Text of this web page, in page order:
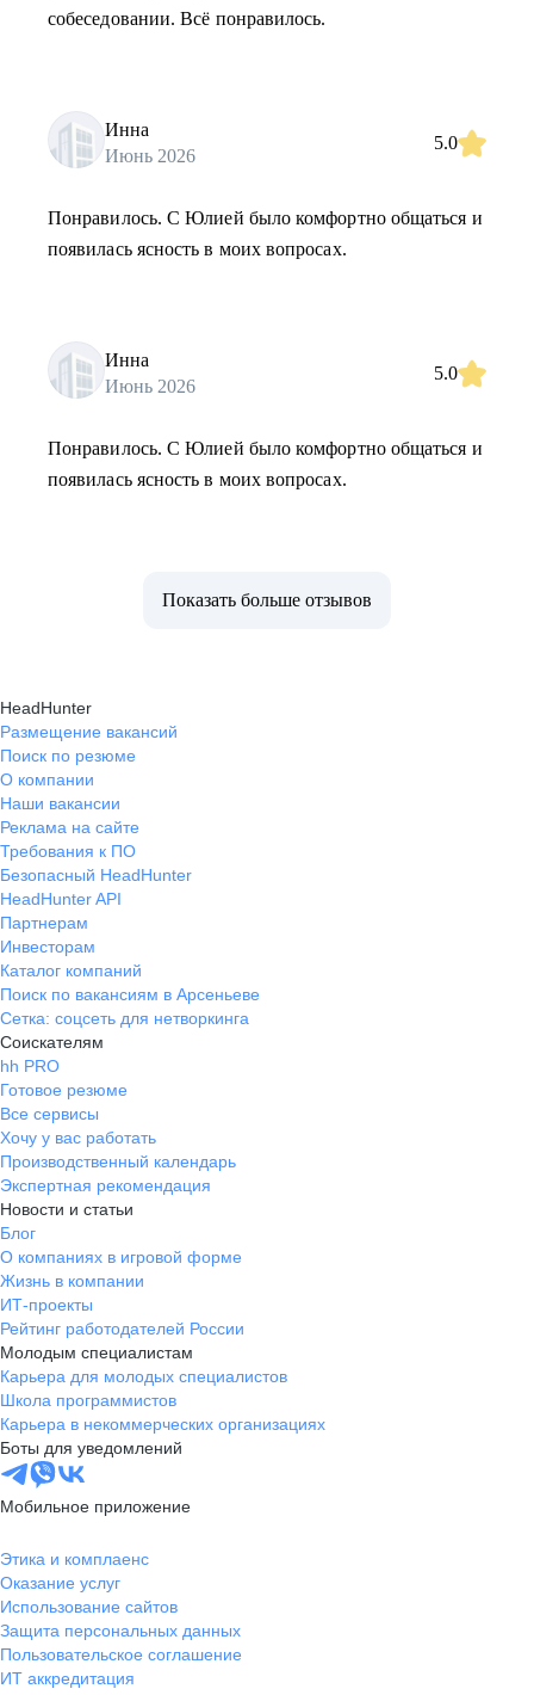
собеседовании. Всё понравилось.
Инна
Июнь 2026
5.0
Понравилось. С Юлией было комфортно общаться и
появилась ясность в моих вопросах.
Инна
Июнь 2026
5.0
Понравилось. С Юлией было комфортно общаться и
появилась ясность в моих вопросах.
Показать больше отзывов
HeadHunter
Размещение вакансий
Поиск по резюме
О компании
Наши вакансии
Реклама на сайте
Требования к ПО
Безопасный HeadHunter
HeadHunter API
Партнерам
Инвесторам
Каталог компаний
Поиск по вакансиям в Арсеньеве
Сетка: соцсеть для нетворкинга
Соискателям
hh PRO
Готовое резюме
Все сервисы
Хочу у вас работать
Производственный календарь
Экспертная рекомендация
Новости и статьи
Блог
О компаниях в игровой форме
Жизнь в компании
ИТ-проекты
Рейтинг работодателей России
Молодым специалистам
Карьера для молодых специалистов
Школа программистов
Карьера в некоммерческих организациях
Боты для уведомлений
Мобильное приложение
Этика и комплаенс
Оказание услуг
Использование сайтов
Защита персональных данных
Пользовательское соглашение
ИТ аккредитация